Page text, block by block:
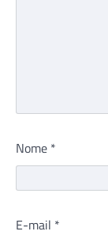
Nome *
E-mail *